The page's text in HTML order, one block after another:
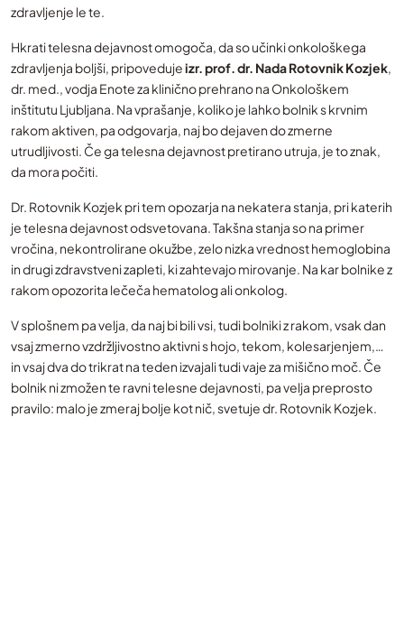
zdravljenje le te.
Hkrati telesna dejavnost omogoča, da so učinki onkološkega
zdravljenja boljši, pripovedujeizr. prof. dr. Nada Rotovnik Kozjek,
dr. med., vodja Enote za klinično prehrano na Onkološkem
inštitutu Ljubljana. Na vprašanje, koliko je lahko bolnik s krvnim
rakom aktiven, pa odgovarja, naj bo dejaven do zmerne
utrudljivosti. Če ga telesna dejavnost pretirano utruja, je to znak,
da mora počiti.
Dr. Rotovnik Kozjek pri tem opozarja na nekatera stanja, pri katerih
je telesna dejavnost odsvetovana. Takšna stanja so na primer
vročina, nekontrolirane okužbe, zelo nizka vrednost hemoglobina
in drugi zdravstveni zapleti, ki zahtevajo mirovanje. Na kar bolnike z
rakom opozorita lečeča hematolog ali onkolog.
V splošnem pa velja, da naj bi bili vsi, tudi bolniki z rakom, vsak dan
vsaj zmerno vzdržljivostno aktivni s hojo, tekom, kolesarjenjem,…
in vsaj dva do trikrat na teden izvajali tudi vaje za mišično moč. Če
bolnik ni zmožen te ravni telesne dejavnosti, pa velja preprosto
pravilo: malo je zmeraj bolje kot nič, svetuje dr. Rotovnik Kozjek.